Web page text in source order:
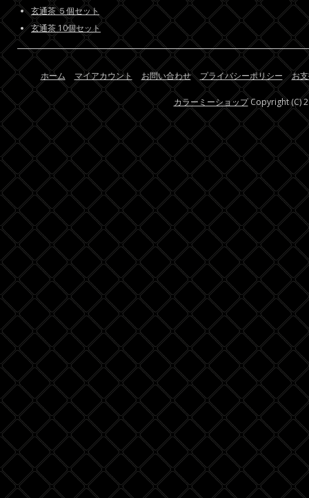
玄通茶 ５個セット
玄通茶 10個セット
ホーム マイアカウント お問い合わせ プライバシーポリシー お
カラーミーショップCopyright (C)